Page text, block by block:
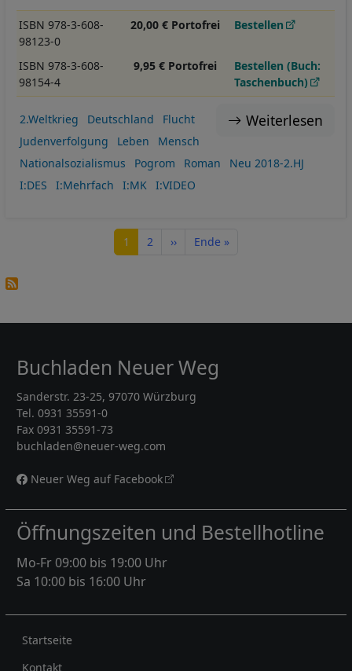
ISBN 978-3-608-
98123-0
20,00 € Portofrei Bestellen
ISBN 978-3-608-
98154-4
9,95 € Portofrei
Bestellen (Buch:
Taschenbuch)
Weiterlesen
2.Weltkrieg Deutschland
Flucht
Judenverfolgung
Leben
Mensch
Nationalsozialismus
Pogrom Roman
Neu 2018-2.HJ
I:DES
I:Mehrfach I:MK I:VIDEO
Seite
1 Seite
2 Nächste Seite
›› Letzte Seite
Ende »
Buchladen Neuer Weg
Sanderstr. 23-25, 97070 Würzburg
Tel. 0931 35591-0
Fax 0931 35591-73
buchladen@neuer-weg.com
Neuer Weg auf Facebook
Öffnungszeiten und Bestellhotline
Mo-Fr 09:00 bis 19:00 Uhr
Sa 10:00 bis 16:00 Uhr
Rechtliches
Startseite
Kontakt